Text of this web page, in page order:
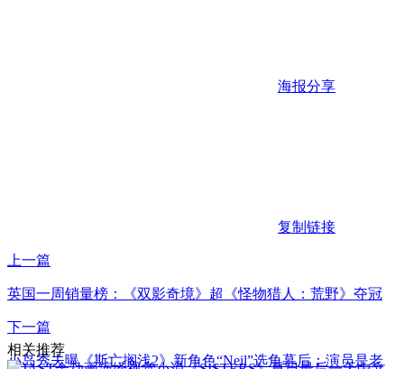
海报分享
复制链接
上一篇
英国一周销量榜：《双影奇境》超《怪物猎人：荒野》夺冠
下一篇
小岛秀夫曝《斯亡搁浅2》新角色“Neil”选角幕后：演员是老
相关推荐